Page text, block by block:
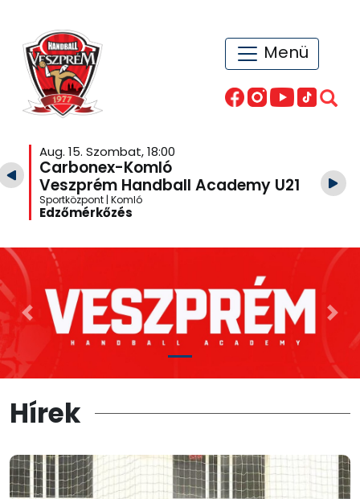
Menü
Aug. 15. Szombat, 18:00
Carbonex-Komló
Veszprém Handball Academy U21
Sportközpont | Komló
Edzőmérkőzés
Previous
Hírek